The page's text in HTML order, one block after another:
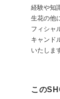
経験や知
生花の他
フィシャ
キャンド
いたしま
この